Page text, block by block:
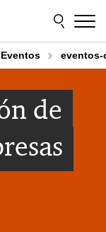
Eventos
de